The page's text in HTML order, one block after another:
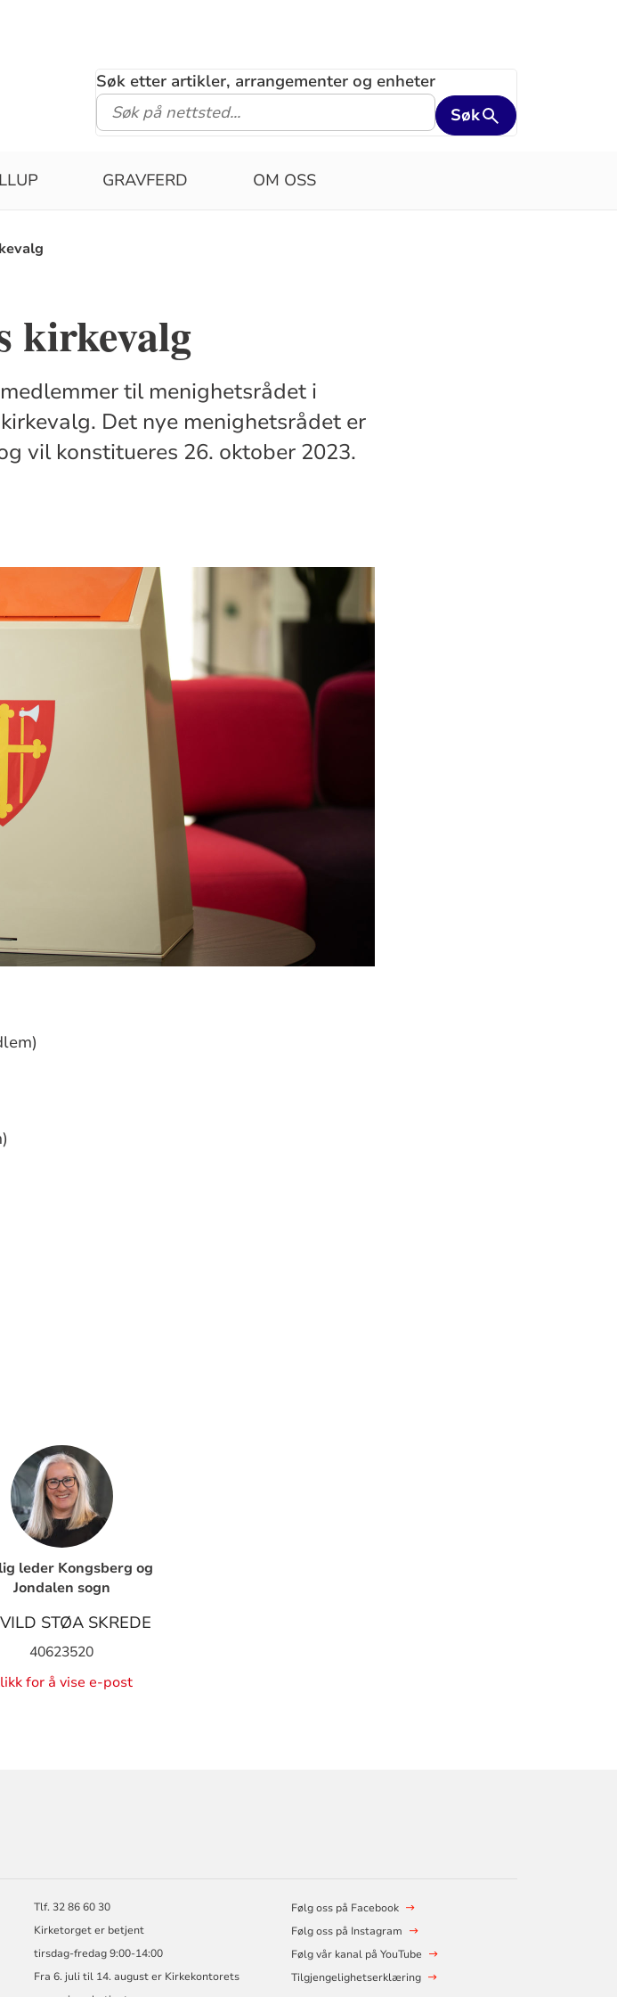
Søk etter artikler, arrangementer og enheter
Søk
GRAVFERD OM OSS
kirkevalg
til menighetsrådet i
Det nye menighetsrådet er
vil konstitueres 26. oktober 2023.
leder Kongsberg og
Jondalen sogn
STØA SKREDE
40623520
for å vise e-post
Tlf. 32 86 60 30
Kirketorget er betjent
tirsdag-fredag 9:00-14:00
Fra 6. juli til 14. august er Kirkekontorets
Følg oss på Facebook
Følg oss på Instagram
Følg vår kanal på YouTube
Tilgjengelighetserklæring